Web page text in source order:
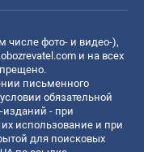
числе фото- и видео-),
и на всех
письменного
обязательной
изданий - при
использование и при
для поисковых